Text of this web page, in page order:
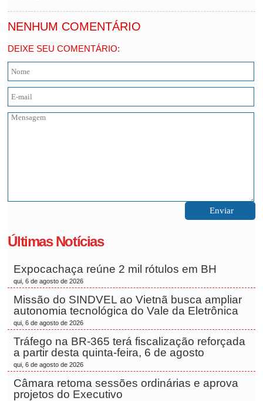
NENHUM COMENTÁRIO
DEIXE SEU COMENTÁRIO:
Últimas Notícias
Expocachaça reúne 2 mil rótulos em BH
qui, 6 de agosto de 2026
Missão do SINDVEL ao Vietnã busca ampliar
autonomia tecnológica do Vale da Eletrônica
qui, 6 de agosto de 2026
Tráfego na BR-365 terá fiscalização reforçada
a partir desta quinta-feira, 6 de agosto
qui, 6 de agosto de 2026
Câmara retoma sessões ordinárias e aprova
projetos do Executivo